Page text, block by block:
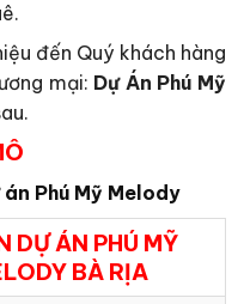
đến Quý khách hàng
mại: Dự Án Phú Mỹ
án Phú Mỹ Melody
DỰ ÁN PHÚ MỸ
BÀ RỊA